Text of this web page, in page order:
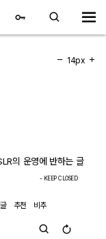
14px
의 운영에 반하는 글
- KEEP CLOSED
추천 비추